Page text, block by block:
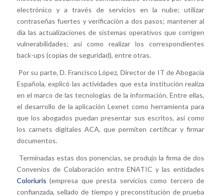
electrónico y a través de servicios en la nube; utilizar
contraseñas fuertes y verificación a dos pasos; mantener al
día las actualizaciones de sistemas operativos que corrigen
vulnerabilidades; así como realizar los correspondientes
back-ups (copias de seguridad), entre otras.
Por su parte, D. Francisco López, Director de IT de Abogacía
Española, explicó las actividades que esta institución realiza
en el marco de las tecnologías de la información. Entre ellas,
el desarrollo de la aplicación Lexnet como herramienta para
que los abogados puedan presentar sus escritos, así como
los carnets digitales ACA, que permiten certificar y firmar
documentos.
Terminadas estas dos ponencias, se produjo la firma de dos
Convenios de Colaboración entre ENATIC y las entidades
Coloriuris (empresa que presta servicios como tercero de
confianzada, sellado de tiempo y preconstitución de prueba